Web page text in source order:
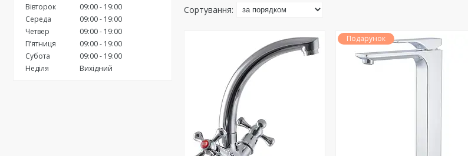
Вівторок
09:00
19:00
Середа
09:00
19:00
Четвер
09:00
19:00
Пʼятниця
09:00
19:00
Субота
09:00
19:00
Неділя
Вихідний
Подарунок